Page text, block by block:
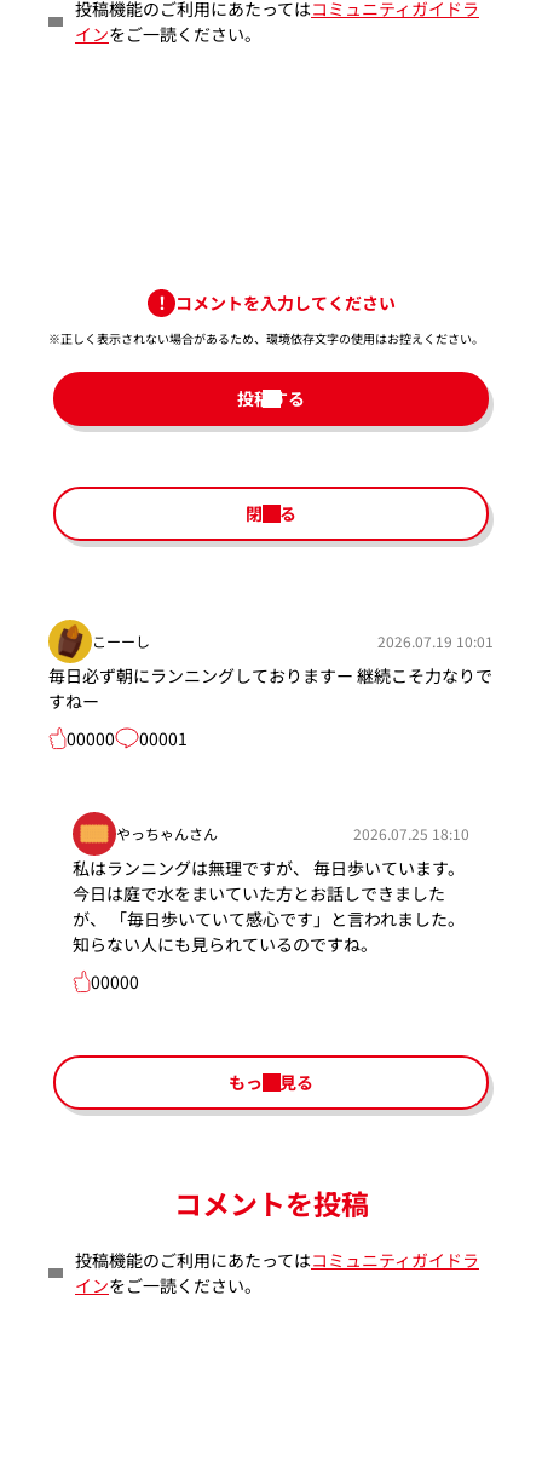
投稿機能のご利用にあたってはコミュニティガイドラ
インをご一読ください。
コメントを入力してください
※正しく表示されない場合があるため、環境依存文字の使用はお控えください。​
投稿する
閉じる
こーーし 2026.07.19 10:01
毎日必ず朝にランニングしておりますー 継続こそ力なりで
すねー
00000
00001
やっちゃんさん 2026.07.25 18:10
私はランニングは無理ですが、 毎日歩いています。
今日は庭で水をまいていた方とお話しできました
が、 「毎日歩いていて感心です」と言われました。
知らない人にも見られているのですね。
00000
もっと見る
コメントを投稿
投稿機能のご利用にあたってはコミュニティガイドラ
インをご一読ください。